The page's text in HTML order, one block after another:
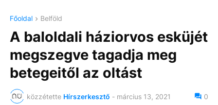
Főoldal Belföld
A baloldali háziorvos esküjét
megszegve tagadja meg
betegeitől az oltást
közzétette Hírszerkesztő - március 13, 2021 0